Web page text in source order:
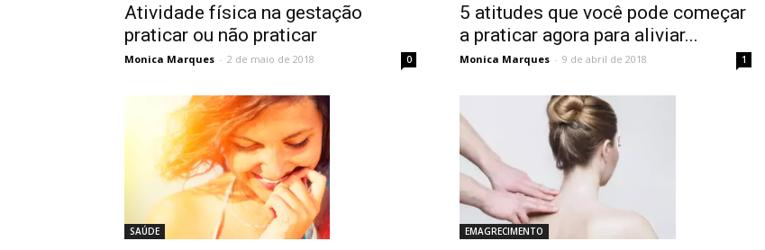
Atividade física na gestação
praticar ou não praticar
Monica Marques - 2 de maio de 2018 0
5 atitudes que você pode começar
a praticar agora para aliviar...
Monica Marques - 9 de abril de 2018 1
SAÚDE EMAGRECIMENTO